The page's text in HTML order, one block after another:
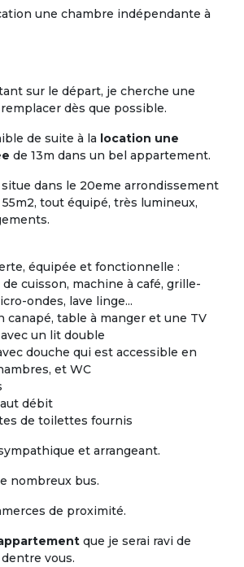
une chambre indépendante à
sur le départ, je cherche une
dès que possible.
de suite à la location une
de 13m dans un bel appartement.
dans le 20eme arrondissement
tout équipé, très lumineux,
équipée et fonctionnelle :
cuisson, machine à café, grille-
ondes, lave linge...
canapé, table à manger et une TV
un lit double
douche qui est accessible en
et WC
débit
de toilettes fournis
et arrangeant.
nombreux bus.
de proximité.
que je serai ravi de
vous.
alternative entre la vie à domicile
Les locataires ou
pas « accueillis », ils sont
permettre de « vivre chez soi
d'un logement seniors ou
Maison Partagée existante ou
Proposer une
dans un